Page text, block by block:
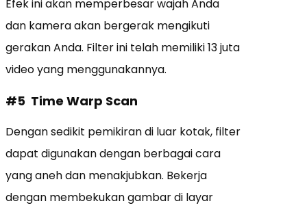
Efek ini akan memperbesar wajah Anda
dan kamera akan bergerak mengikuti
gerakan Anda. Filter ini telah memiliki 13 juta
video yang menggunakannya.
#5 Time Warp Scan
Dengan sedikit pemikiran di luar kotak, filter
dapat digunakan dengan berbagai cara
yang aneh dan menakjubkan. Bekerja
dengan membekukan gambar di layar